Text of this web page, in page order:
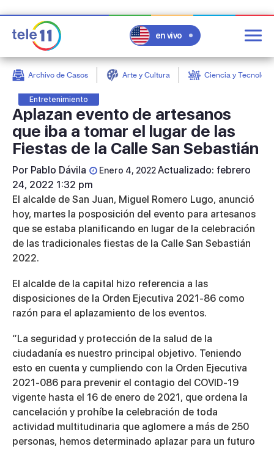
en vivo
Archivo de Casos Arte y Cultura Ciencia y
Entretenimiento
Aplazan evento de artesanos
que iba a tomar el lugar de las
Fiestas de la Calle San Sebastián
Por Pablo Dávila Enero 4, 2022Actualizado: febrero
24, 2022 1:32 pm
El alcalde de San Juan, Miguel Romero Lugo, anunció
hoy, martes la posposición del evento para artesanos
que se estaba planificando en lugar de la celebración
de las tradicionales fiestas de la Calle San Sebastián
2022.
El alcalde de la capital hizo referencia a las
disposiciones de la Orden Ejecutiva 2021-86 como
razón para el aplazamiento de los eventos.
“La seguridad y protección de la salud de la
ciudadanía es nuestro principal objetivo. Teniendo
esto en cuenta y cumpliendo con la Orden Ejecutiva
2021-086 para prevenir el contagio del COVID-19
vigente hasta el 16 de enero de 2021, que ordena la
cancelación y prohíbe la celebración de toda
actividad multitudinaria que aglomere a más de 250
personas, hemos determinado aplazar para un futuro
post